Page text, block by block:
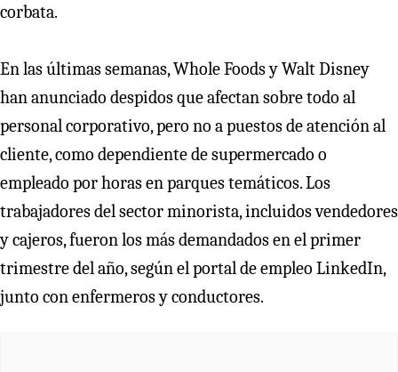
corbata.
En las últimas semanas, Whole Foods y Walt Disney
han anunciado despidos que afectan sobre todo al
personal corporativo, pero no a puestos de atención al
cliente, como dependiente de supermercado o
empleado por horas en parques temáticos. Los
trabajadores del sector minorista, incluidos vendedores
y cajeros, fueron los más demandados en el primer
trimestre del año, según el portal de empleo LinkedIn,
junto con enfermeros y conductores.